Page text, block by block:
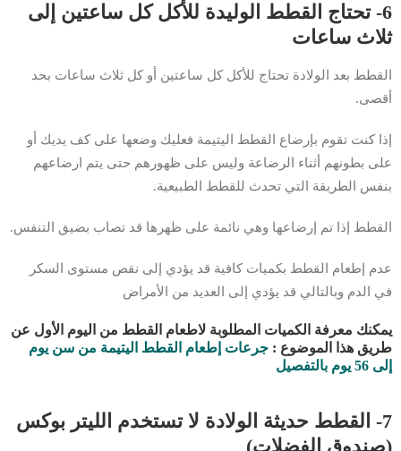
6- تحتاج القطط الوليدة للأكل كل ساعتين إلى
ثلاث ساعات
القطط بعد الولادة تحتاج للأكل كل ساعتين أو كل ثلاث ساعات بحد
أقصى.
إذا كنت تقوم بإرضاع القطط اليتيمة فعليك وضعها على كف يديك أو
على بطونهم أثناء الرضاعة وليس على ظهورهم حتى يتم ارضاعهم
بنفس الطريقة التي تحدث للقطط الطبيعية.
القطط إذا تم إرضاعها وهي نائمة على ظهرها قد تصاب بضيق التنفس.
عدم إطعام القطط بكميات كافية قد يؤدي إلى نقص مستوى السكر
في الدم وبالتالي قد يؤدي إلى العديد من الأمراض
يمكنك معرفة الكميات المطلوبة لاطعام القطط من اليوم الأول عن
طريق هذا الموضوع : جرعات إطعام القطط اليتيمة من سن يوم
إلى 56 يوم بالتفصيل
7- القطط حديثة الولادة لا تستخدم الليتر بوكس
(صندوق الفضلات)